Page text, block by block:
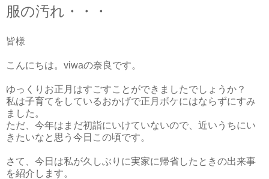
服の汚れ・・・
皆様
こんにちは。viwaの奈良です。
ゆっくりお正月はすごすことができましたでしょうか？
私は子育てをしているおかげで正月ボケにはならずにすみ
ました。
ただ、今年はまだ初詣にいけていないので、近いうちにい
きたいなと思う今日この頃です。
さて、今日は私が久しぶりに実家に帰省したときの出来事
を紹介します。